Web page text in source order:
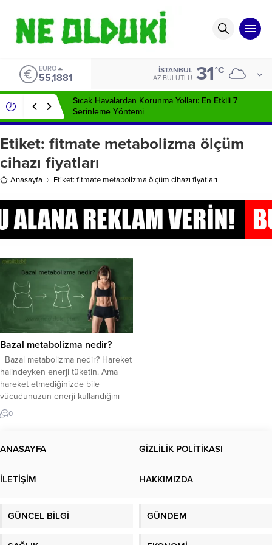
EURO
55,1881
İSTANBUL
AZ BULUTLU 31°C
Sıcak Havalardan Korunma Yolları: En Etkili 7
Serinleme Yöntemi
Etiket: fitmate metabolizma ölçüm
cihazı fiyatları
Anasayfa Etiket: fitmate metabolizma ölçüm cihazı fiyatları
Bazal metabolizma nedir?
Bazal metabolizma nedir? Hareket
halindeyken enerji tüketin. Ama
hareket etmediğinizde bile
vücudunuzun enerji kullandığını
biliyor muydunuz? Bazal
metabolizma nedir? Metabolik Hızı
metabolizma hızınızı nasıl
? Bazal metabolik oran ? Kısaca
0
ANASAYFA GİZLİLİK POLİTİKASI
İLETİŞİM HAKKIMIZDA
GÜNCEL BİLGİ GÜNDEM